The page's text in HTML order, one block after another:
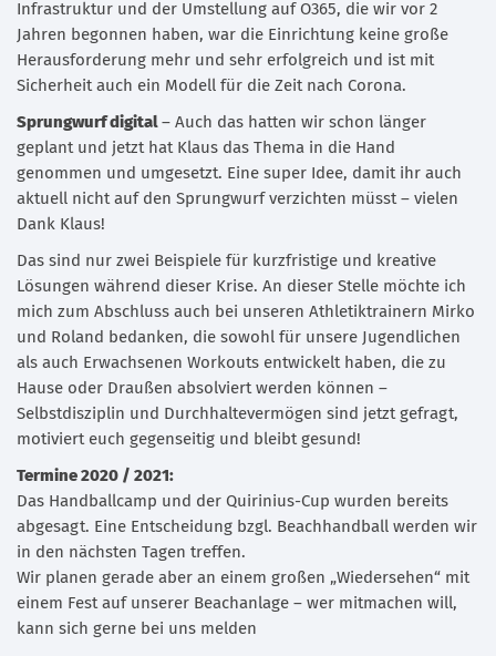
Infrastruktur und der Umstellung auf O365, die wir vor 2
Jahren begonnen haben, war die Einrichtung keine große
Herausforderung mehr und sehr erfolgreich und ist mit
Sicherheit auch ein Modell für die Zeit nach Corona.
Sprungwurf digital– Auch das hatten wir schon länger
geplant und jetzt hat Klaus das Thema in die Hand
genommen und umgesetzt. Eine super Idee, damit ihr auch
aktuell nicht auf den Sprungwurf verzichten müsst – vielen
Dank Klaus!
Das sind nur zwei Beispiele für kurzfristige und kreative
Lösungen während dieser Krise. An dieser Stelle möchte ich
mich zum Abschluss auch bei unseren Athletiktrainern Mirko
und Roland bedanken, die sowohl für unsere Jugendlichen
als auch Erwachsenen Workouts entwickelt haben, die zu
Hause oder Draußen absolviert werden können –
Selbstdisziplin und Durchhaltevermögen sind jetzt gefragt,
motiviert euch gegenseitig und bleibt gesund!
Termine 2020 / 2021:
Das Handballcamp und der Quirinius-Cup wurden bereits
abgesagt. Eine Entscheidung bzgl. Beachhandball werden wir
in den nächsten Tagen treffen.
Wir planen gerade aber an einem großen „Wiedersehen“ mit
einem Fest auf unserer Beachanlage – wer mitmachen will,
kann sich gerne bei uns melden